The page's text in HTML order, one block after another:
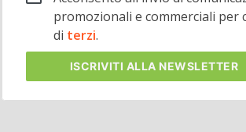
promozionali e commerciali per
di terzi.
ISCRIVITI ALLA NEWSLETTER